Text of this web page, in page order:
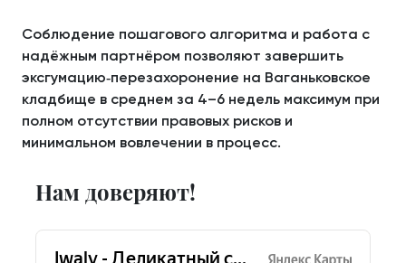
Соблюдение пошагового алгоритма и работа с
надёжным партнёром позволяют завершить
эксгумацию‑перезахоронение на Ваганьковское
кладбище в среднем за 4–6 недель максимум при
полном отсутствии правовых рисков и
минимальном вовлечении в процесс.
Нам доверяют!